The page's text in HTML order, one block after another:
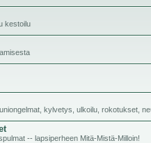
kestoilu
kylvetys, ulkoilu, rokotukset,
-- lapsiperheen Mitä-Mistä-Milloin!